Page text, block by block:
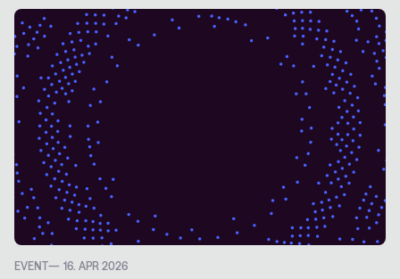
EVENT 16. APR 2026